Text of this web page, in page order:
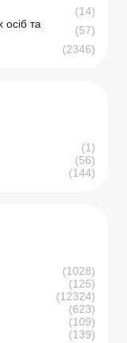
(14)
та
(57)
(2346)
(1)
(56)
(144)
(1028)
(125)
(12324)
(623)
(109)
(139)